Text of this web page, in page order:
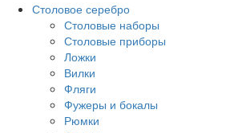
Столовое серебро
Столовые наборы
Столовые приборы
Ложки
Вилки
Фляги
Фужеры и бокалы
Рюмки